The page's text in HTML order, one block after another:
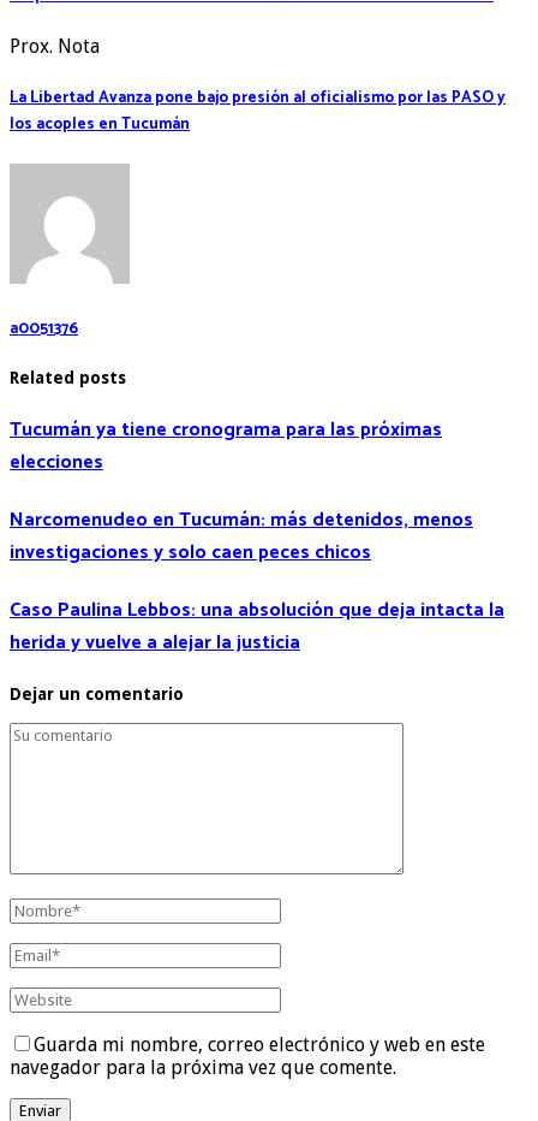
Prox. Nota
La Libertad Avanza pone bajo presión al oficialismo por las PASO y
los acoples en Tucumán
a0051376
Related posts
Tucumán ya tiene cronograma para las próximas
elecciones
Narcomenudeo en Tucumán: más detenidos, menos
investigaciones y solo caen peces chicos
Caso Paulina Lebbos: una absolución que deja intacta la
herida y vuelve a alejar la justicia
Dejar un comentario
Guarda mi nombre, correo electrónico y web en este
navegador para la próxima vez que comente.